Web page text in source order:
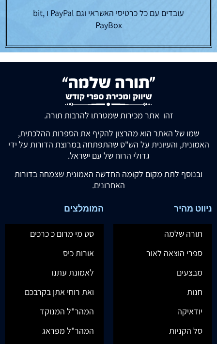
עובדים עם כל כרטיסי האשראי וגם PayPal ו bit,
PayBox
זהו אתר מכירות שמטרתו להרבות תורה.
שמו של האתר הוא מהרצון להקיף את הספרות ההלכתית,
האמונית, והעיונית על הש"ס שהתפתחה במרוצת הדורות על ידי
גדולי הרוח של עם ישראל.
ובנוסף לתת מקום לקומה החדשה האמונית שצמחה בדורות
האחרונים.
ניווט מהיר
תורה שלמה
ספרי הוצאה לאור
מבצעים
חנות
יודאיקה
סל הקניות
המומלצים
סט מי מרום כ כרכים
אורות כיס
לאמונת עתנו
ואת רוחי אתן בקרבכם
המהר"ל המנוקד
המהר"ל מפראג